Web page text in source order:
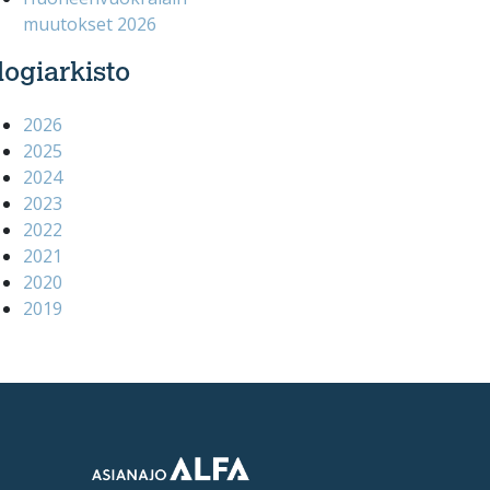
muutokset 2026
2026
2025
2024
2023
2022
2021
2020
2019